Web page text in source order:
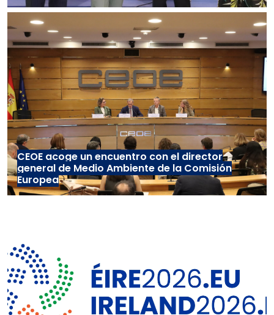
CEOE acoge un encuentro con el director
general de Medio Ambiente de la Comisión
Europea